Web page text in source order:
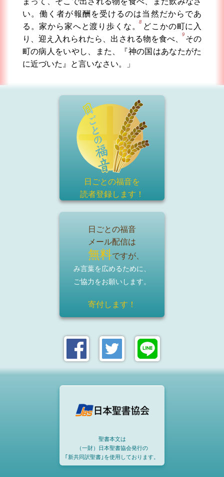
い。働く者が報酬を受けるのは当然だからであ
る。家から家へと渡り歩くな。
8
どこかの町に入
り、迎え入れられたら、出される物を食べ、
9
その
町の病人をいやし、また、『神の国はあなたがた
に近づいた』と言いなさい。」
日ごとの福音を
読者登録します！
日ごとの福音
メール配信は
無料ですが、
み言葉を広めるために、
ご協力をお願いします。
寄付します！
聖書本文は
（一財）日本聖書協会発行の
｢新共同訳聖書｣を使用しております。